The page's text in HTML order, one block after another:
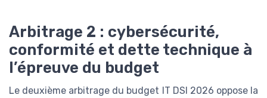
Arbitrage 2 : cybersécurité,
conformité et dette technique à
l’épreuve du budget
Le deuxième arbitrage du budget IT DSI 2026 oppose la